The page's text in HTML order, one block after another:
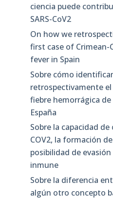
ciencia puede
SARS-CoV2
On how we
first case of
fever in Spain
Sobre cómo
retrospectivamente
fiebre hemorrágica
España
Sobre la capacidad de
COV2, la formación
posibilidad de
inmune
Sobre la diferencia
algún otro concepto